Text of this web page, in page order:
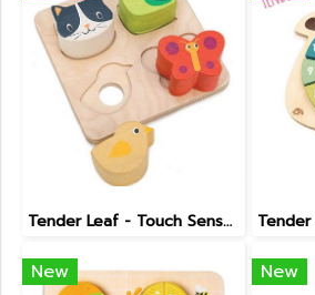
Tender Leaf - Touch Sensory Tray
New New